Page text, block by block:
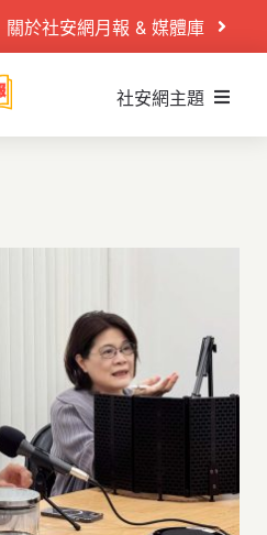
關於社安網月報 & 媒體庫
社安網主題